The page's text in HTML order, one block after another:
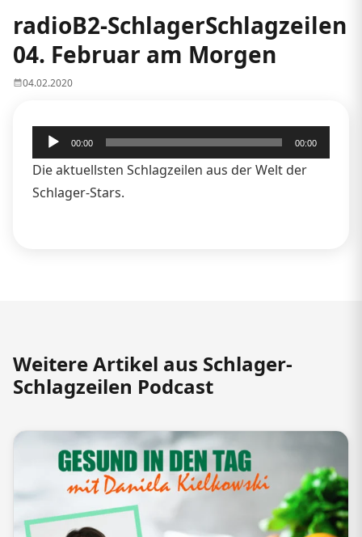
radioB2-SchlagerSchlagzeilen
04. Februar am Morgen
04.02.2020
Audio-
Player
00:00 00:00
Die aktuellsten Schlagzeilen aus der Welt der
Schlager-Stars.
Weitere Artikel aus Schlager-
Schlagzeilen Podcast